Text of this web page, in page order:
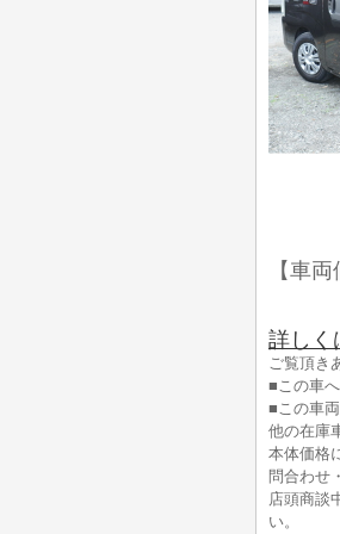
【車両
詳しく
ご覧頂き
■この車
■この車
他の在庫
本体価格
問合わせ
店頭商談
い。